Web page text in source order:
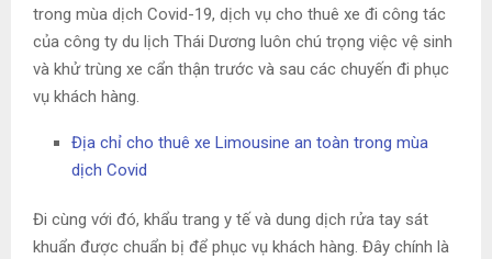
trong mùa dịch Covid-19, dịch vụ cho thuê xe đi công tác
của công ty du lịch Thái Dương luôn chú trọng việc vệ sinh
và khử trùng xe cẩn thận trước và sau các chuyến đi phục
vụ khách hàng.
Địa chỉ cho thuê xe Limousine an toàn trong mùa
dịch Covid
Đi cùng với đó, khẩu trang y tế và dung dịch rửa tay sát
khuẩn được chuẩn bị để phục vụ khách hàng. Đây chính là